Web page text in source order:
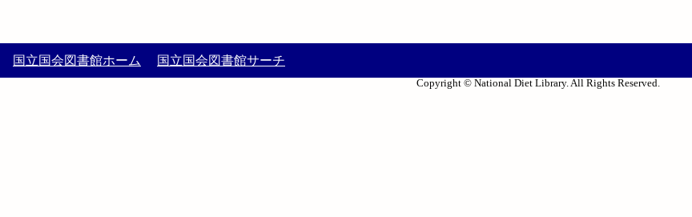
国立国会図書館ホーム 国立国会図書館サーチ
Copyright © National Diet Library. All Rights Reserved.